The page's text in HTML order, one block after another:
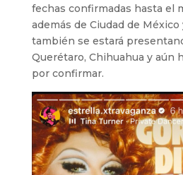
fechas confirmadas hasta el
además de Ciudad de México
también se estará
Querétaro, Chihuahua y aún
por confirmar.